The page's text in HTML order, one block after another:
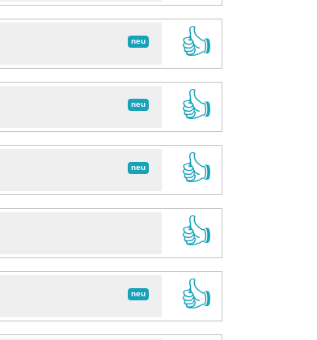
neu
👍
neu
👍
neu
👍
👍
neu
👍